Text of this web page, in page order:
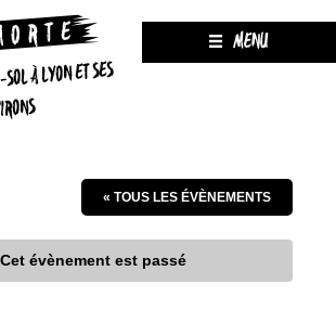
À LYON ET SES
MENU
« TOUS LES ÉVÈNEMENTS
Cet évènement est passé